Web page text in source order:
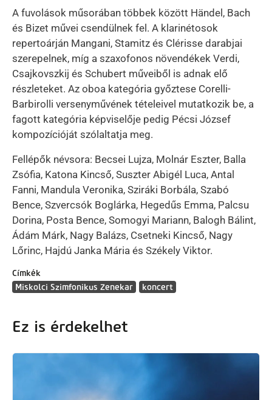
A fuvolások műsorában többek között Händel, Bach
és Bizet művei csendülnek fel. A klarinétosok
repertoárján Mangani, Stamitz és Clérisse darabjai
szerepelnek, míg a szaxofonos növendékek Verdi,
Csajkovszkij és Schubert műveiből is adnak elő
részleteket. Az oboa kategória győztese Corelli-
Barbirolli versenyművének tételeivel mutatkozik be, a
fagott kategória képviselője pedig Pécsi József
kompozícióját szólaltatja meg.
Fellépők névsora: Becsei Lujza, Molnár Eszter, Balla
Zsófia, Katona Kincső, Suszter Abigél Luca, Antal
Fanni, Mandula Veronika, Sziráki Borbála, Szabó
Bence, Szvercsók Boglárka, Hegedűs Emma, Palcsu
Dorina, Posta Bence, Somogyi Mariann, Balogh Bálint,
Ádám Márk, Nagy Balázs, Csetneki Kincső, Nagy
Lőrinc, Hajdú Janka Mária és Székely Viktor.
Címkék
Miskolci Szimfonikus Zenekar
koncert
Ez is érdekelhet